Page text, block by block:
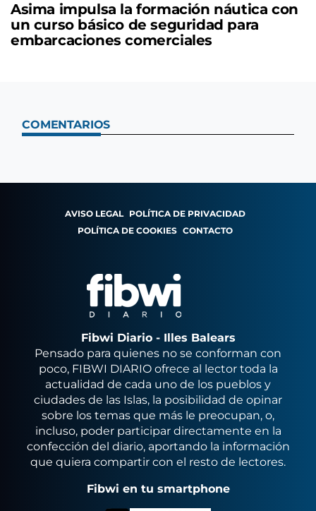
Asima impulsa la formación náutica con
un curso básico de seguridad para
embarcaciones comerciales
COMENTARIOS
AVISO LEGAL POLÍTICA DE PRIVACIDAD
POLÍTICA DE COOKIES CONTACTO
Fibwi Diario - Illes Balears
Pensado para quienes no se conforman con
poco, FIBWI DIARIO ofrece al lector toda la
actualidad de cada uno de los pueblos y
ciudades de las Islas, la posibilidad de opinar
sobre los temas que más le preocupan, o,
incluso, poder participar directamente en la
confección del diario, aportando la información
que quiera compartir con el resto de lectores.
Fibwi en tu smartphone